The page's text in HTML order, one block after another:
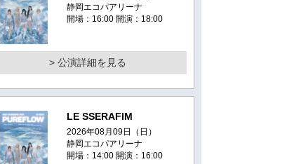
静岡エコパアリーナ
開場：16:00 開演：18:00
> 公演詳細を見る
LE SSERAFIM
2026年08月09日（日）
静岡エコパアリーナ
開場：14:00 開演：16:00